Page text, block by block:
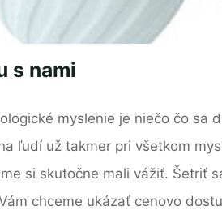
s nami
myslenie je niečo čo sa
ľudí už takmer pri všetkom
si skutočne mali vážiť. Šetriť
chceme ukázať cenovo